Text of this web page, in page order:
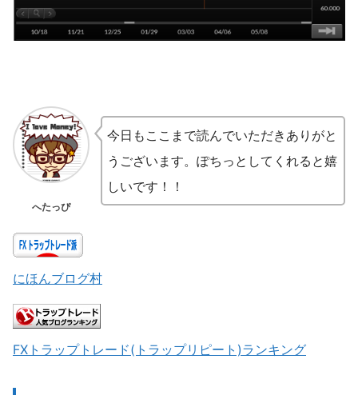
へたっぴ
今日もここまで読んでいただきありがと
うございます。ぽちっとしてくれると嬉
しいです！！
にほんブログ村
FXトラップトレード(トラップリピート)ランキング